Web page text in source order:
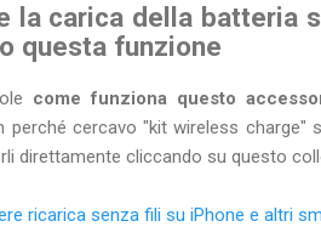
la carica della batteria
questa funzione
come funziona questo
cercavo "kit wireless charge"
direttamente cliccando su questo
ricarica senza fili su iPhone e altri